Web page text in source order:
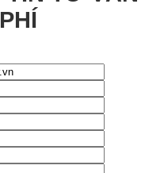
giỏ hàng.